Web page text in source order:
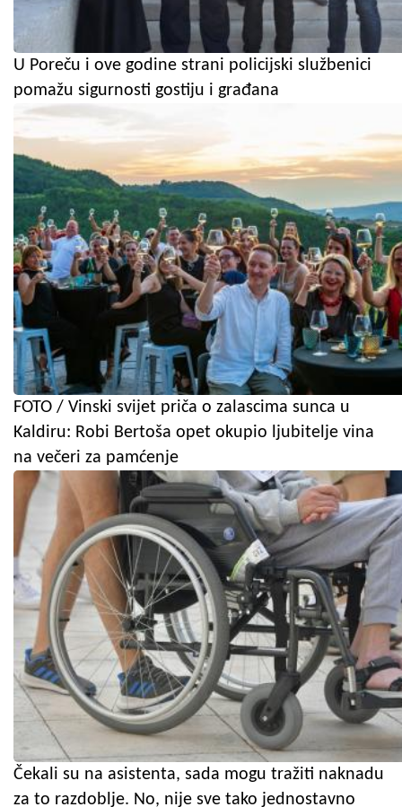
U Poreču i ove godine strani policijski službenici
pomažu sigurnosti gostiju i građana
FOTO / Vinski svijet priča o zalascima sunca u
Kaldiru: Robi Bertoša opet okupio ljubitelje vina
na večeri za pamćenje
Čekali su na asistenta, sada mogu tražiti naknadu
za to razdoblje. No, nije sve tako jednostavno